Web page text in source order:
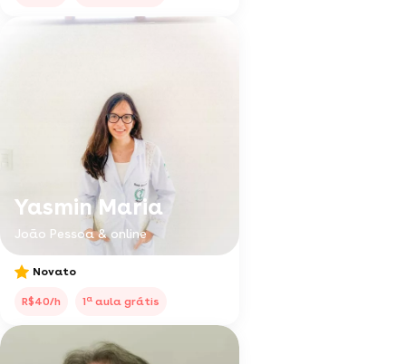
Yasmin Maria
João Pessoa & online
Novato
R$40/h 1a aula grátis